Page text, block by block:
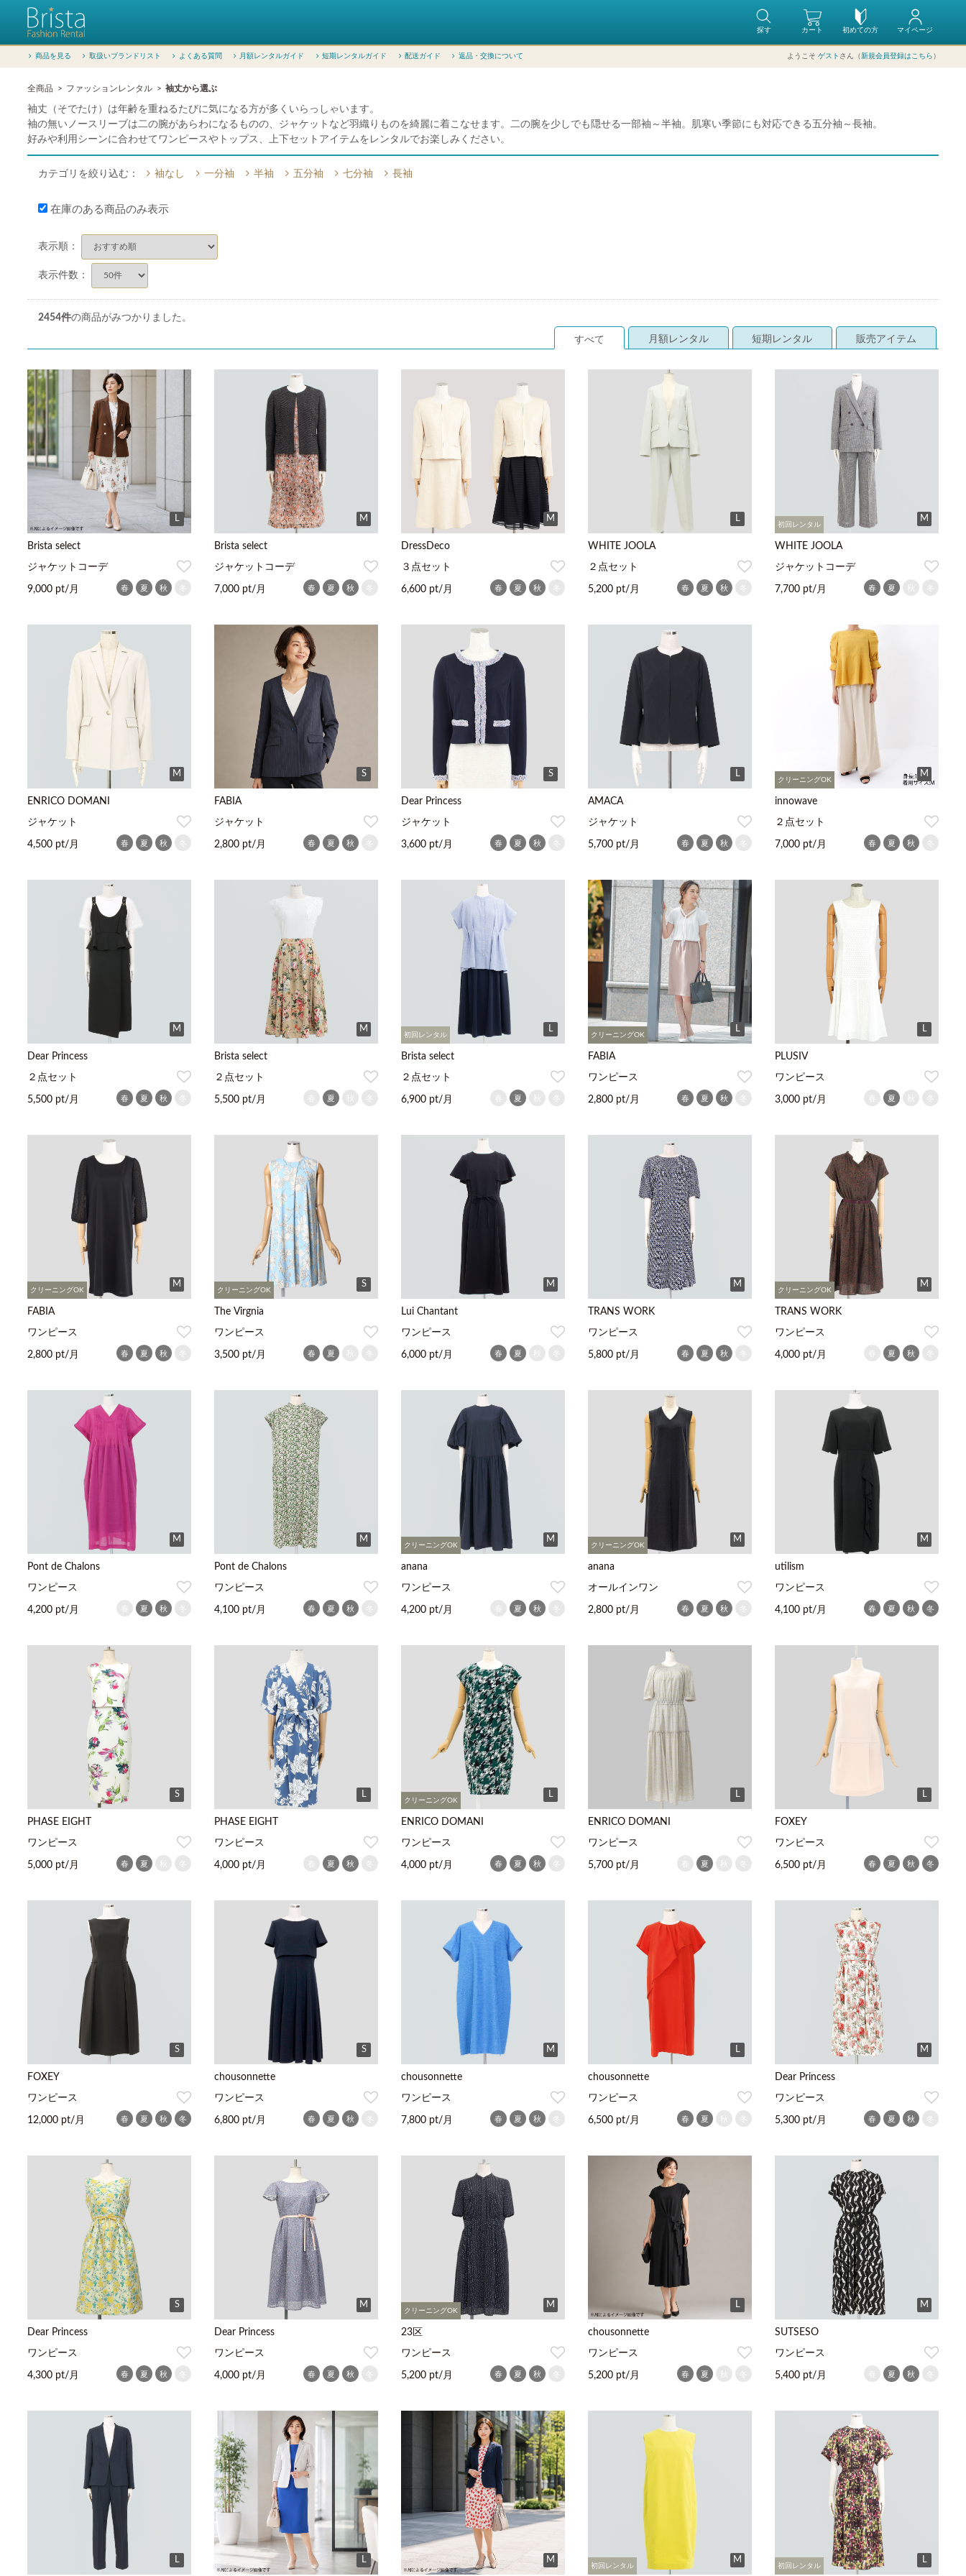
初めての方
カート マイページ
探す
商品を見る 取扱いブランドリスト よくある質問 月額レンタルガイド 短期レンタルガイド 配送ガイド 返品・交換について ようこそ ゲスト さん（新規会員登録はこちら ）
全商品 ファッションレンタル 袖丈から選ぶ
袖丈（そでたけ）は年齢を重ねるたびに気になる方が多くいらっしゃいます。
袖の無いノースリーブは二の腕があらわになるものの、ジャケットなど羽織りものを綺麗に着こなせます。二の腕を少しでも隠せる一部袖～半袖。肌寒い季節にも対応できる五分袖～長袖。
好みや利用シーンに合わせてワンピースやトップス、上下セットアイテムをレンタルでお楽しみください。
カテゴリを絞り込む： 袖なし 一分袖 半袖 五分袖 七分袖 長袖
在庫のある商品のみ表示
表示順：
表示件数：
2454件の商品がみつかりました。
すべて 月額レンタル 短期レンタル 販売アイテム
L
Brista select
ジャケットコーデ
9,000 pt/月 春 夏 秋
M
Brista select
ジャケットコーデ
7,000 pt/月 春 夏 秋
M
DressDeco
３点セット
6,600 pt/月 春 夏 秋
L
WHITE JOOLA
２点セット
5,200 pt/月 春 夏 秋
初回レンタル
M
WHITE JOOLA
ジャケットコーデ
7,700 pt/月 春 夏
M
ENRICO DOMANI
ジャケット
4,500 pt/月 春 夏 秋
S
FABIA
ジャケット
2,800 pt/月 春 夏 秋
S
Dear Princess
ジャケット
3,600 pt/月 春 夏 秋
L
AMACA
ジャケット
5,700 pt/月 春 夏 秋
クリーニングOK
M
innowave
２点セット
7,000 pt/月 春 夏 秋
M
Dear Princess
２点セット
5,500 pt/月 春 夏 秋
M
Brista select
２点セット
5,500 pt/月 夏
初回レンタル
L
Brista select
２点セット
6,900 pt/月 夏
クリーニングOK
L
FABIA
ワンピース
2,800 pt/月 春 夏 秋
L
PLUSIV
ワンピース
3,000 pt/月 夏
クリーニングOK
M
FABIA
ワンピース
2,800 pt/月 春 夏 秋
クリーニングOK
S
The Virgnia
ワンピース
3,500 pt/月 春 夏
M
Lui Chantant
ワンピース
6,000 pt/月 春 夏
M
TRANS WORK
ワンピース
5,800 pt/月 春 夏 秋
クリーニングOK
M
TRANS WORK
ワンピース
4,000 pt/月 夏 秋
M
Pont de Chalons
ワンピース
4,200 pt/月 夏 秋
M
Pont de Chalons
ワンピース
4,100 pt/月 春 夏 秋
クリーニングOK
M
anana
ワンピース
4,200 pt/月 夏 秋
クリーニングOK
M
anana
オールインワン
2,800 pt/月 春 夏 秋
M
utilism
ワンピース
4,100 pt/月 春 夏 秋 冬
S
PHASE EIGHT
ワンピース
5,000 pt/月 春 夏
L
PHASE EIGHT
ワンピース
4,000 pt/月 夏 秋
クリーニングOK
L
ENRICO DOMANI
ワンピース
4,000 pt/月 春 夏 秋
L
ENRICO DOMANI
ワンピース
5,700 pt/月 夏
L
FOXEY
ワンピース
6,500 pt/月 春 夏 秋 冬
S
FOXEY
ワンピース
12,000 pt/月 春 夏 秋 冬
S
chousonnette
ワンピース
6,800 pt/月 春 夏 秋
M
chousonnette
ワンピース
7,800 pt/月 春 夏 秋
L
chousonnette
ワンピース
6,500 pt/月 春 夏
M
Dear Princess
ワンピース
5,300 pt/月 春 夏 秋
S
Dear Princess
ワンピース
4,300 pt/月 春 夏 秋
M
Dear Princess
ワンピース
4,000 pt/月 春 夏 秋
クリーニングOK
M
23区
ワンピース
5,200 pt/月 春 夏 秋
L
chousonnette
ワンピース
5,200 pt/月 春 夏
M
SUTSESO
ワンピース
5,400 pt/月 夏 秋
L L M
初回レンタル
M
初回レンタル
L